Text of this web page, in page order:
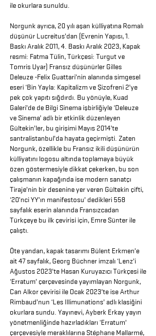
ile okurlara sunuldu.
Norgunk ayrıca, 20 yılı aşan külliyatına Romalı
düşünür Lucreitus’dan (Evrenin Yapısı, 1.
Baskı Aralık 2011, 4. Baskı Aralık 2023, Kapak
resmi: Fatma Tülin, Türkçesi: Turgut ve
Tomris Uyar) Fransız düşünürler Gilles
Deleuze -Felix Guattari’nin alanında simgesel
eseri ‘Bin Yayla: Kapitalizm ve Şizofreni 2’ye
pek çok yapıtı sığdırdı. Bu yönüyle, Kuad
Galeri’de de Bilgi Sinema işbirliğiyle ‘Deleuze
ve Sinema’ adlı bir etkinlik düzenleyen
Gültekin’ler, bu girişimi Mayıs 2014’te
santralistanbul’da hayata geçirmişti. Zaten
Norgunk, özellikle bu Fransız ikili düşünürün
külliyatını logosu altında toplamaya büyük
özen göstermesiyle dikkat çekerken, bu son
çalışmanın kapağında ise modern sanatçı
Tiraje’nin bir desenine yer veren Gültekin çifti,
‘20’nci YY’ın manifestosu’ dedikleri 558
sayfalık eserin alanında Fransızcadan
Türkçeye bu ilk çevirisi için, Emre Sünter ile
çalıştı.
Öte yandan, kapak tasarımı Bülent Erkmen’e
ait 47 sayfalık, Georg Büchner imzalı ‘Lenz’i
Ağustos 2023’te Hasan Kuruyazıcı Türkçesi ile
‘Erratum’ çerçevesinde yayımlayan Norgunk,
Can Alkor çevirisi ile Ocak 2023’te ise Arthur
Rimbaud’nun ‘Les Illimunations’ adlı klasiğini
okurlara sundu. Yayınevi, Ayberk Erkay yayın
yönetmenliğinde hazırladıkları ‘Erratum’
çerçevesiyle meraklılarına Stéphane Mallarmé,